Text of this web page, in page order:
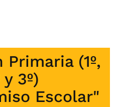
Primaria (1º,
y 3º)
Escolar"